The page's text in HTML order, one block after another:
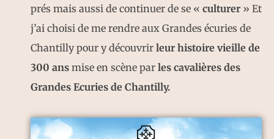
prés mais aussi de continuer de se « culturer » Et
j’ai choisi de me rendre aux Grandes écuries de
Chantilly pour y découvrir leur histoire vieille de
300 ans mise en scène par les cavalières des
Grandes Ecuries de Chantilly.